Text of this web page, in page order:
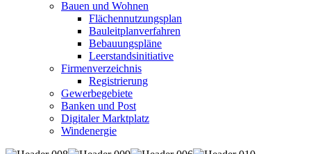
Bauen und Wohnen
Flächennutzungsplan
Bauleitplanverfahren
Bebauungspläne
Leerstandsinitiative
Firmenverzeichnis
Registrierung
Gewerbegebiete
Banken und Post
Digitaler Marktplatz
Windenergie